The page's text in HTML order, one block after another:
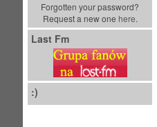
Forgotten your password?
Request a new one here.
Last Fm
:)